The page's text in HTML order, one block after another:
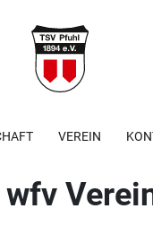
VEREIN